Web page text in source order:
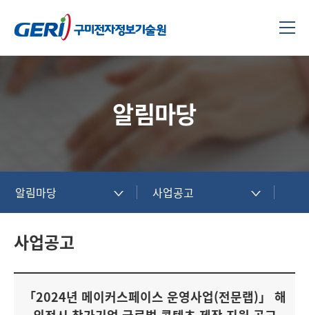
알림마당
알림마당 사업공고
사업공고
「2024년 메이커스페이스 운영사업(전문랩)」 해